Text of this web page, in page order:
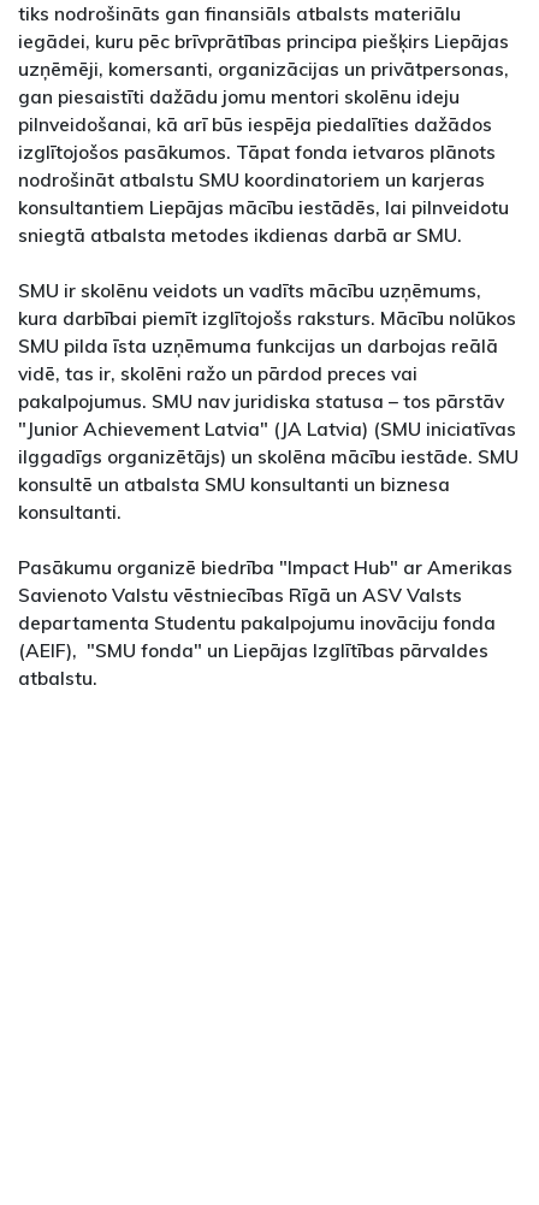
tiks nodrošināts gan finansiāls atbalsts materiālu
iegādei, kuru pēc brīvprātības principa piešķirs Liepājas
uzņēmēji, komersanti, organizācijas un privātpersonas,
gan piesaistīti dažādu jomu mentori skolēnu ideju
pilnveidošanai, kā arī būs iespēja piedalīties dažādos
izglītojošos pasākumos. Tāpat fonda ietvaros plānots
nodrošināt atbalstu SMU koordinatoriem un karjeras
konsultantiem Liepājas mācību iestādēs, lai pilnveidotu
sniegtā atbalsta metodes ikdienas darbā ar SMU.
SMU ir skolēnu veidots un vadīts mācību uzņēmums,
kura darbībai piemīt izglītojošs raksturs. Mācību nolūkos
SMU pilda īsta uzņēmuma funkcijas un darbojas reālā
vidē, tas ir, skolēni ražo un pārdod preces vai
pakalpojumus. SMU nav juridiska statusa – tos pārstāv
"Junior Achievement Latvia" (JA Latvia) (SMU iniciatīvas
ilggadīgs organizētājs) un skolēna mācību iestāde. SMU
konsultē un atbalsta SMU konsultanti un biznesa
konsultanti.
Pasākumu organizē biedrība "Impact Hub" ar Amerikas
Savienoto Valstu vēstniecības Rīgā un ASV Valsts
departamenta Studentu pakalpojumu inovāciju fonda
(AEIF), "SMU fonda" un Liepājas Izglītības pārvaldes
atbalstu.